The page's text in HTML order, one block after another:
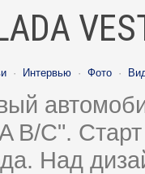
· Интервью · Фото ·
B/C".
Над